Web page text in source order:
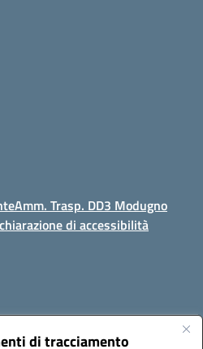
di tracciamento
Amm. Trasp. DD3 Modugno
di accessibilità
Modugno (Bari)